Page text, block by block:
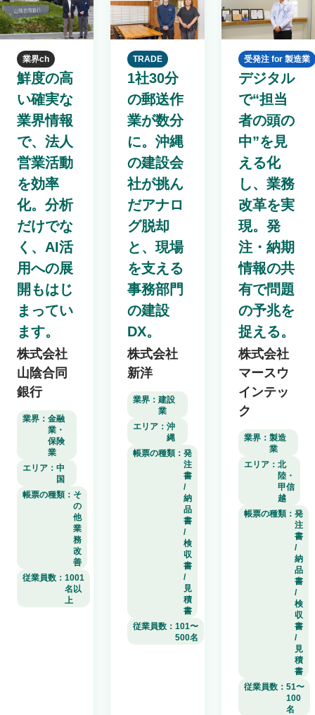
業界ch
鮮度の高
い確実な
業界情報
で、法人
営業活動
を効率
化。分析
だけでな
く、AI活
用への展
開もはじ
まってい
ます。
株式会社
山陰合同
銀行
業界： 金融
業・
保険
業
エリア： 中
国
帳票の種類： そ
の
他
業
務
改
善
従業員数： 1001
名以
上
TRADE
1社30分
の郵送作
業が数分
に。沖縄
の建設会
社が挑ん
だアナロ
グ脱却
と、現場
を支える
事務部門
の建設
DX。
株式会社
新洋
業界：建設
業
エリア：沖
縄
帳票の種類：発
注
書
/
納
品
書
/
検
収
書
/
見
積
書
従業員数：101〜
500名
受発注 for 製造業
デジタル
で“担当
者の頭の
中”を見
える化
し、業務
改革を実
現。発
注・納期
情報の共
有で問題
の予兆を
捉える。
株式会社
マースウ
インテッ
ク
業界： 製造
業
エリア： 北
陸・
甲信
越
帳票の種類： 発
注
書
/
納
品
書
/
検
収
書
/
見
積
書
従業員数： 51〜
100
名